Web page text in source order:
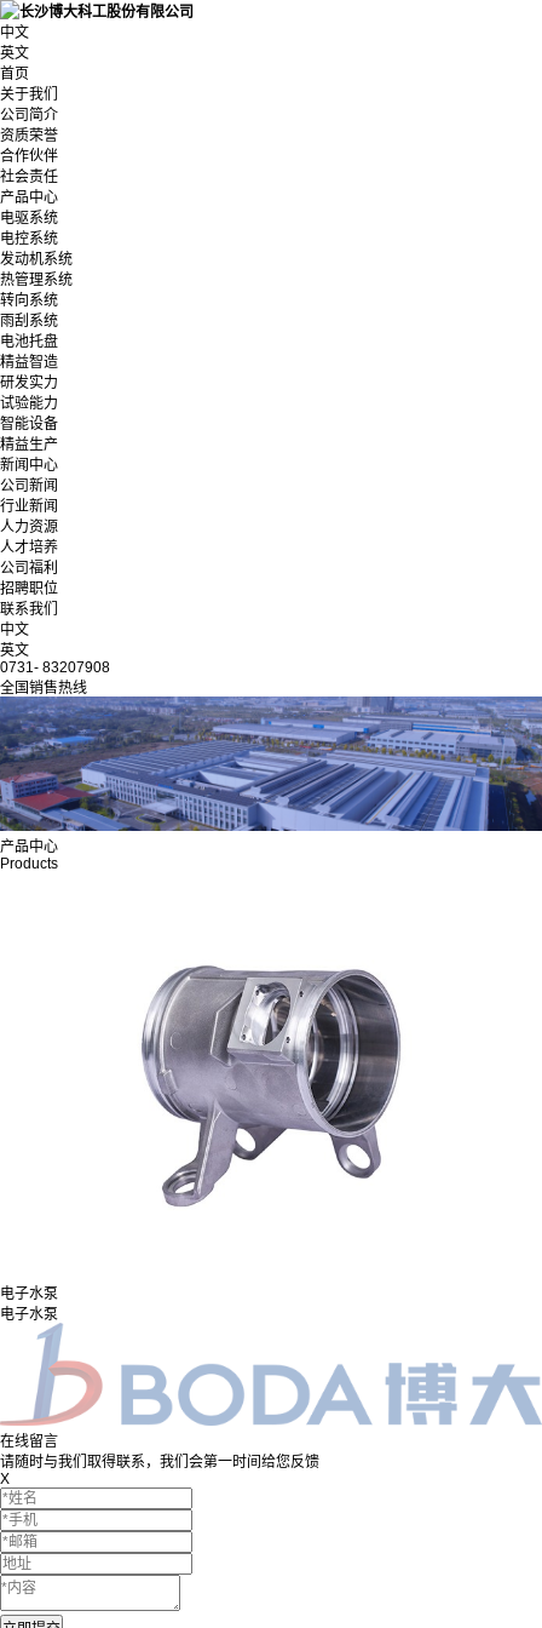
中文
英文
首页
关于我们
公司简介
资质荣誉
合作伙伴
社会责任
产品中心
电驱系统
电控系统
发动机系统
热管理系统
转向系统
雨刮系统
电池托盘
精益智造
研发实力
试验能力
智能设备
精益生产
新闻中心
公司新闻
行业新闻
人力资源
人才培养
公司福利
招聘职位
联系我们
中文
英文
0731- 83207908
全国销售热线
产品中心
Products
电子水泵
电子水泵
在线留言
请随时与我们取得联系，我们会第一时间给您反馈
X